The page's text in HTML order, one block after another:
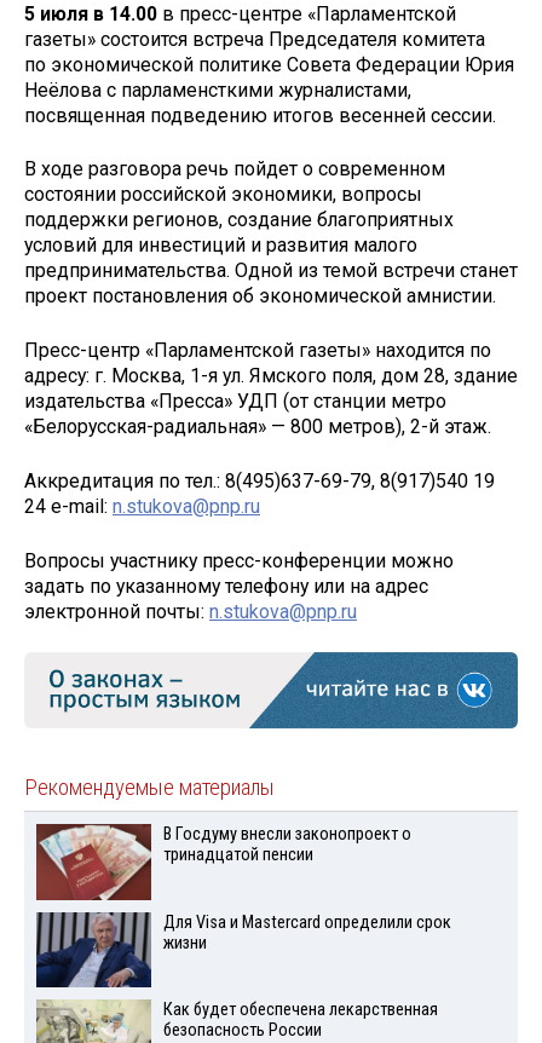
5 июля в 14.00 в пресс-центре «Парламентской
газеты» состоится встреча Председателя комитета
по экономической политике Совета Федерации Юрия
Неёлова с парламенсткими журналистами,
посвященная подведению итогов весенней сессии.
В ходе разговора речь пойдет о современном
состоянии российской экономики, вопросы
поддержки регионов, создание благоприятных
условий для инвестиций и развития малого
предпринимательства. Одной из темой встречи станет
проект постановления об экономической амнистии.
Пресс-центр «Парламентской газеты» находится по
адресу: г. Москва, 1-я ул. Ямского поля, дом 28, здание
издательства «Пресса» УДП (от станции метро
«Белорусская-радиальная» — 800 метров), 2-й этаж.
Аккредитация по тел.: 8(495)637-69-79, 8(917)540 19
24 e-mail: n.stukova@pnp.ru
Вопросы участнику пресс-конференции можно
задать по указанному телефону или на адрес
электронной почты: n.stukova@pnp.ru
Рекомендуемые материалы
В Госдуму внесли законопроект о
тринадцатой пенсии
Для Visа и Mastercard определили срок
жизни
Как будет обеспечена лекарственная
безопасность России